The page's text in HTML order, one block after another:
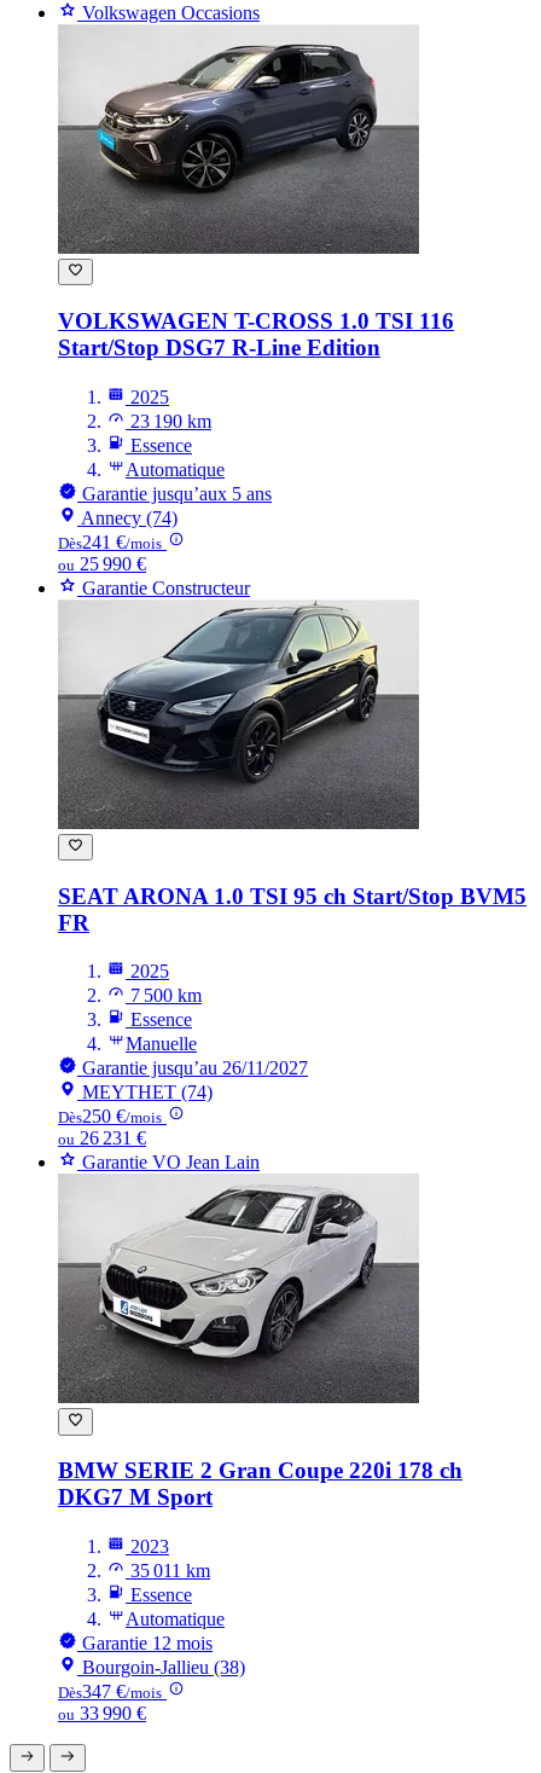
Volkswagen Occasions
VOLKSWAGEN T-CROSS 1.0 TSI 116
Start/Stop DSG7 R-Line Edition
2025
23 190 km
Essence
Automatique
Garantie jusqu’aux 5 ans
Annecy (74)
Dès241 €/mois
ou 25 990 €
Garantie Constructeur
SEAT ARONA 1.0 TSI 95 ch Start/Stop BVM5
FR
2025
7 500 km
Essence
Manuelle
Garantie jusqu’au 26/11/2027
MEYTHET (74)
Dès250 €/mois
ou 26 231 €
Garantie VO Jean Lain
BMW SERIE 2 Gran Coupe 220i 178 ch
DKG7 M Sport
2023
35 011 km
Essence
Automatique
Garantie 12 mois
Bourgoin-Jallieu (38)
Dès347 €/mois
ou 33 990 €